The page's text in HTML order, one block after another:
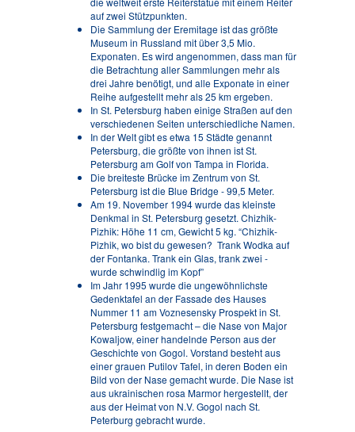
auf zwei Stützpunkten.
Die Sammlung der Eremitage ist das größte
Museum in Russland mit über 3,5 Mio.
Exponaten. Es wird angenommen, dass man für
die Betrachtung aller Sammlungen mehr als
drei Jahre benötigt, und alle Exponate in einer
Reihe aufgestellt mehr als 25 km ergeben.
In St. Petersburg haben einige Straßen auf den
verschiedenen Seiten unterschiedliche Namen.
In der Welt gibt es etwa 15 Städte genannt
Petersburg, die größte von ihnen ist St.
Petersburg am Golf von Tampa in Florida.
Die breiteste Brücke im Zentrum von St.
Petersburg ist die Blue Bridge - 99,5 Meter.
Am 19. November 1994 wurde das kleinste
Denkmal in St. Petersburg gesetzt. Chizhik-
Pizhik: Höhe 11 cm, Gewicht 5 kg. “Chizhik-
Pizhik, wo bist du gewesen? Trank Wodka auf
der Fontanka. Trank ein Glas, trank zwei -
wurde schwindlig im Kopf”
Im Jahr 1995 wurde die ungewöhnlichste
Gedenktafel an der Fassade des Hauses
Nummer 11 am Voznesensky Prospekt in St.
Petersburg festgemacht – die Nase von Major
Kowaljow, einer handelnde Person aus der
Geschichte von Gogol. Vorstand besteht aus
einer grauen Putilov Tafel, in deren Boden ein
Bild von der Nase gemacht wurde. Die Nase ist
aus ukrainischen rosa Marmor hergestellt, der
aus der Heimat von N.V. Gogol nach St.
Peterburg gebracht wurde.